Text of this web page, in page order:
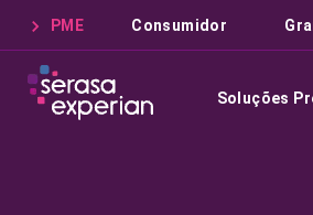
PME Consumidor
Soluções